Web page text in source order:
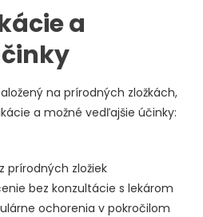
a
na prírodných zložkách,
a možné vedľajšie účinky:
prírodných zložiek
bez konzultácie s lekárom
ochorenia v pokročilom